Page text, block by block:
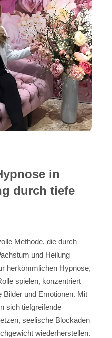
in
durch tiefe
Methode, die durch
und Heilung
herkömmlichen Hypnose,
spielen, konzentriert
Bilder und Emotionen. Mit
sich tiefgreifende
seelische Blockaden
wiederherstellen.